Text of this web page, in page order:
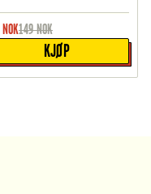
NOK149 NOK
KJØP